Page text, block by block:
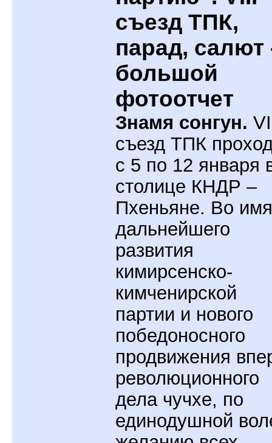
съезд ТПК,
парад, салют
большой
фотоотчет
Знамя сонгун.
съезд ТПК
с 5 по 12 января
столице КНДР –
Пхеньяне. Во имя
дальнейшего
развития
кимирсенско-
кимченирской
партии и нового
победоносного
продвижения
революционного
дела чучхе, по
единодушной